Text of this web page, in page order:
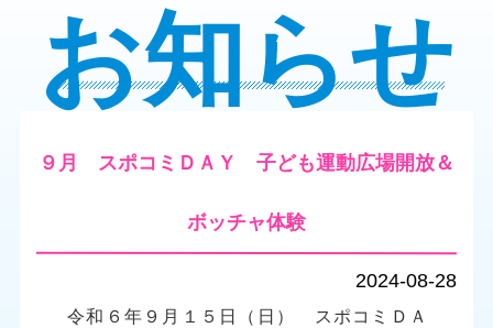
お知らせ
９月 スポコミＤＡＹ 子ども運動広場開放＆
ボッチャ体験
2024-08-28
令和６年９月１５日（日） スポコミＤＡ